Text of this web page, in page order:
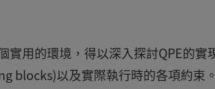
用的環境，得以深入探討QPE的實
blocks)以及實際執行時的各項約束。